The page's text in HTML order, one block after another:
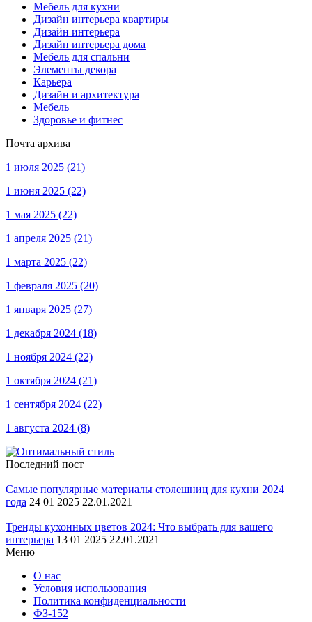
Мебель для кухни
Дизайн интерьера квартиры
Дизайн интерьера
Дизайн интерьера дома
Мебель для спальни
Элементы декора
Карьера
Дизайн и архитектура
Мебель
Здоровье и фитнес
Почта архива
1 июля 2025 (21)
1 июня 2025 (22)
1 мая 2025 (22)
1 апреля 2025 (21)
1 марта 2025 (22)
1 февраля 2025 (20)
1 января 2025 (27)
1 декабря 2024 (18)
1 ноября 2024 (22)
1 октября 2024 (21)
1 сентября 2024 (22)
1 августа 2024 (8)
Последний пост
Самые популярные материалы столешниц для кухни 2024
года 24 01 2025 22.01.2021
Тренды кухонных цветов 2024: Что выбрать для вашего
интерьера 13 01 2025 22.01.2021
Меню
О нас
Условия использования
Политика конфиденциальности
ФЗ-152